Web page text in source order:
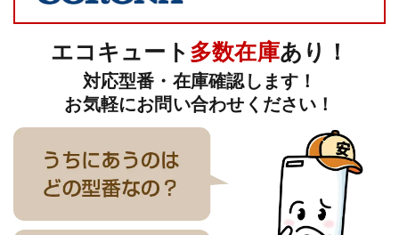
エコキュート 多数在庫あり！
対応型番・在庫確認します！
お気軽にお問い合わせください！